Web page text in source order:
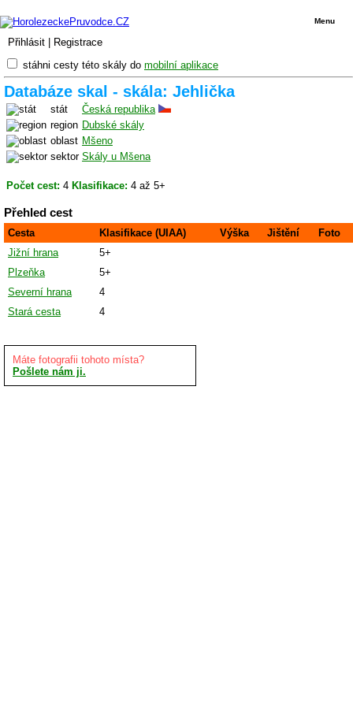
Přihlásit Registrace
Menu
stáhni cesty této skály do mobilní aplikace
Databáze skal - skála: Jehlička
stát
Česká republika
region Dubské skály
oblast Mšeno
sektor Skály u Mšena
Počet cest: 4 Klasifikace: 4 až 5+
Přehled cest
Cesta Klasifikace (UIAA) Výška Jištění
Foto
Jižní hrana
5+
Plzeňka
5+
Severní hrana
4
Stará cesta
4
Máte fotografii tohoto místa?
Pošlete nám ji.